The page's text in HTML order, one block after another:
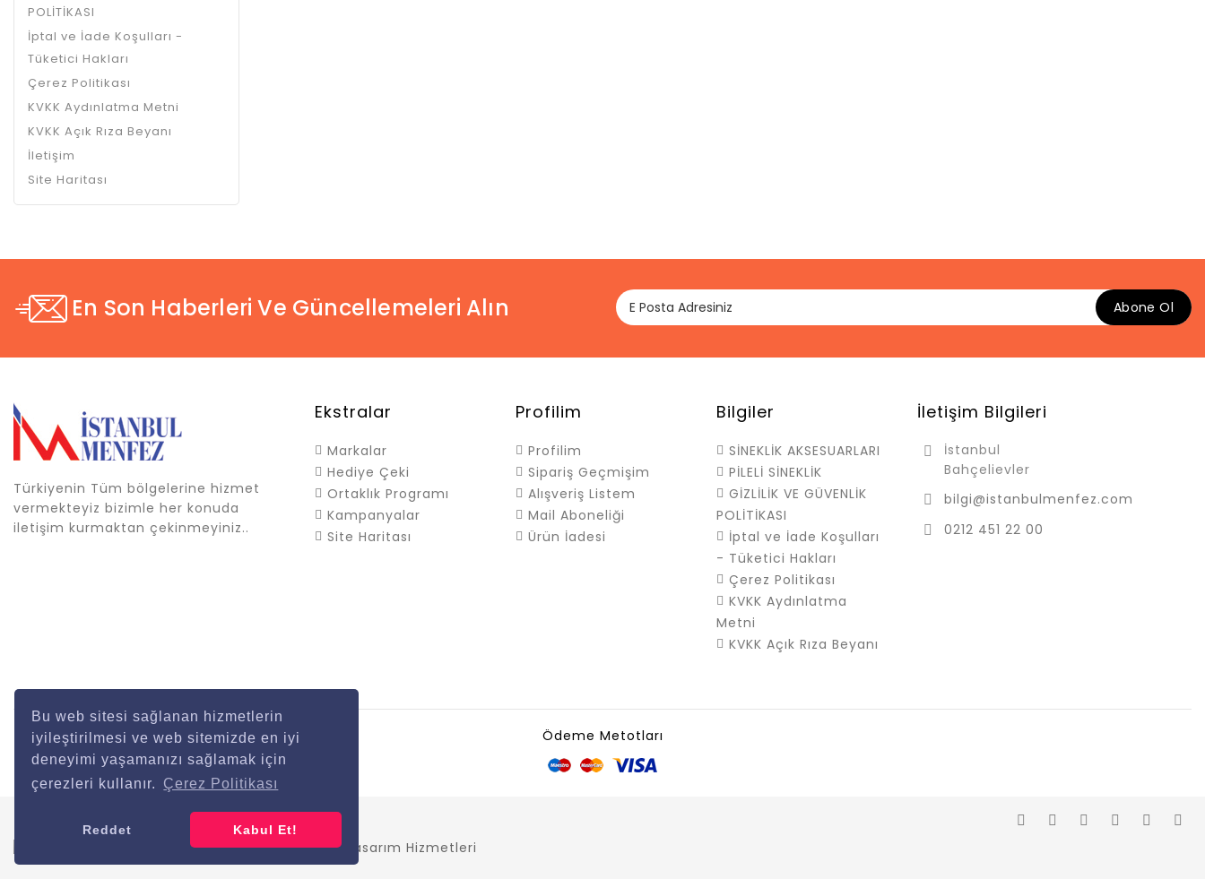
Bu web sitesi sağlanan hizmetlerin
iyileştirilmesi ve web sitemizde en iyi
deneyimi yaşamanızı sağlamak için
çerezleri kullanır.
Çerez Politikası
Reddet Kabul Et!
POLİTİKASI
İptal ve İade Koşulları -
Tüketici Hakları
Çerez Politikası
KVKK Aydınlatma Metni
KVKK Açık Rıza Beyanı
İletişim
Site Haritası
En Son Haberleri Ve Güncellemeleri Alın Abone Ol
Türkiyenin Tüm bölgelerine hizmet
vermekteyiz bizimle her konuda
iletişim kurmaktan çekinmeyiniz..
Ekstralar
Markalar
Hediye Çeki
Ortaklık Programı
Kampanyalar
Site Haritası
Profilim
Profilim
Sipariş Geçmişim
Alışveriş Listem
Mail Aboneliği
Ürün İadesi
Bilgiler
SİNEKLİK AKSESUARLARI
PİLELİ SİNEKLİK
GİZLİLİK VE GÜVENLİK
POLİTİKASI
İptal ve İade Koşulları
- Tüketici Hakları
Çerez Politikası
KVKK Aydınlatma
Metni
KVKK Açık Rıza Beyanı
İletişim Bilgileri
İstanbul
Bahçelievler
bilgi@istanbulmenfez.com
0212 451 22 00
Ödeme Metotları
İstanbul Menfez © 2026 Tüm Hakları Saklıdır